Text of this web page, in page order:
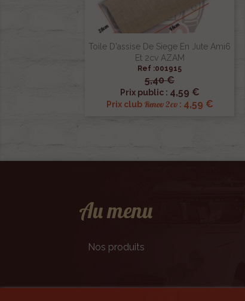
Toile D'assise De Siege En Jute Ami6
Et 2cv AZAM
Ref :001915
5,40 €
Prix public : 4,59 €
Prix club Renov 2cv: 4,59 €
 Aperçu rapide
Au menu
Nos produits